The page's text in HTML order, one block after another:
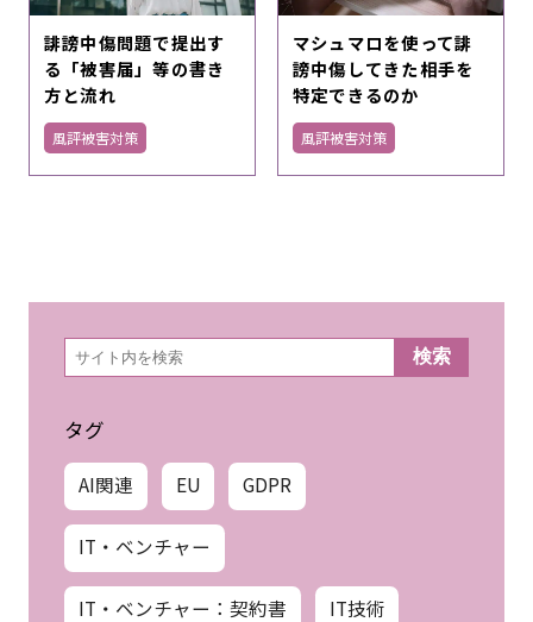
誹謗中傷問題で提出す
る「被害届」等の書き
方と流れ
風評被害対策
マシュマロを使って誹
謗中傷してきた相手を
特定できるのか
風評被害対策
検
索 検索
タグ
AI関連 EU GDPR
IT・ベンチャー
IT・ベンチャー：契約書 IT技術